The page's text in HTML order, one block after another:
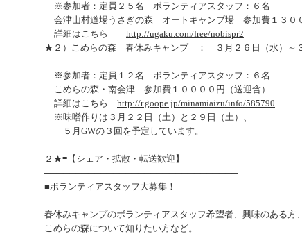
※参加者：定員２５名 ボランティアスタッフ：６名
会津山村道場うさぎの森 オートキャンプ場 参加費１３０
詳細はこちら http://ugaku.com/free/nobispr2
★２）こめらの森 春休みキャンプ ： ３月２６日（水）～
※参加者：定員１２名 ボランティアスタッフ：６名
こめらの森・南会津 参加費１００００円（送迎含）
詳細はこちら http://r.goope.jp/minamiaizu/info/585790
※味噌作りは３月２２日（土）と２９日（土）、
５月GWの３回を予定しています。
２★≡【シェア・拡散・転送歓迎】
───────────────────────────────
■ボランティアスタッフ大募集！
───────────────────────────────
春休みキャンプのボランティアスタッフ希望者、興味のある方
こめらの森について知りたい方など。